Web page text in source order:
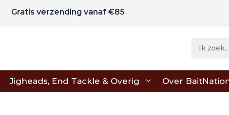
Gratis verzending vanaf €85
Jigheads, End Tackle & Overig Over